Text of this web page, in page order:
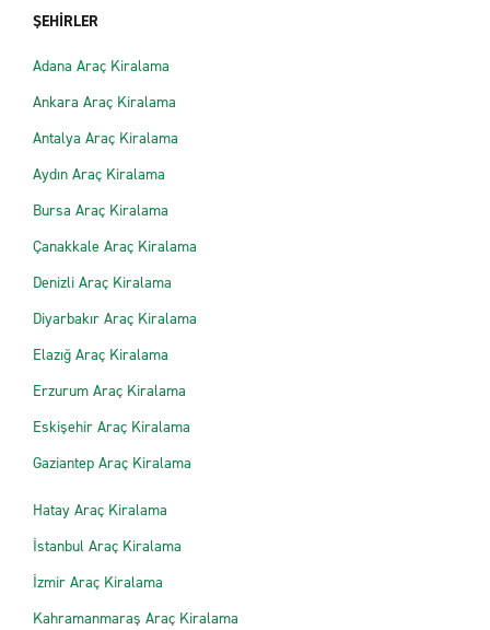
ŞEHİRLER
Adana Araç Kiralama
Ankara Araç Kiralama
Antalya Araç Kiralama
Aydın Araç Kiralama
Bursa Araç Kiralama
Çanakkale Araç Kiralama
Denizli Araç Kiralama
Diyarbakır Araç Kiralama
Elazığ Araç Kiralama
Erzurum Araç Kiralama
Eskişehir Araç Kiralama
Gaziantep Araç Kiralama
Hatay Araç Kiralama
İstanbul Araç Kiralama
İzmir Araç Kiralama
Kahramanmaraş Araç Kiralama